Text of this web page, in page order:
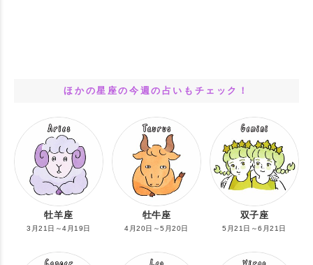
ほかの星座の今週の占いもチェック！
牡羊座
3月21日～4月19日
牡牛座
4月20日～5月20日
双子座
5月21日～6月21日